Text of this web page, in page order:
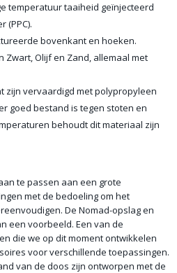
temperatuur taaiheid geïnjecteerd
(PPC).
bovenkant en hoeken.
Zwart, Olijf en Zand, allemaal met
zijn vervaardigd met polypropyleen
goed bestand is tegen stoten en
behoudt dit materiaal zijn
te passen aan een grote
met de bedoeling om het
De Nomad-opslag en
een voorbeeld. Een van de
die we op dit moment ontwikkelen
voor verschillende toepassingen.
van de doos zijn ontworpen met de